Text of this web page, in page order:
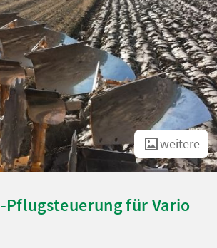
weitere
Pflugsteuerung für Vario